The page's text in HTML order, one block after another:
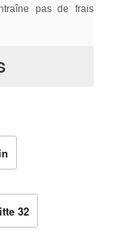
pas de frais
32